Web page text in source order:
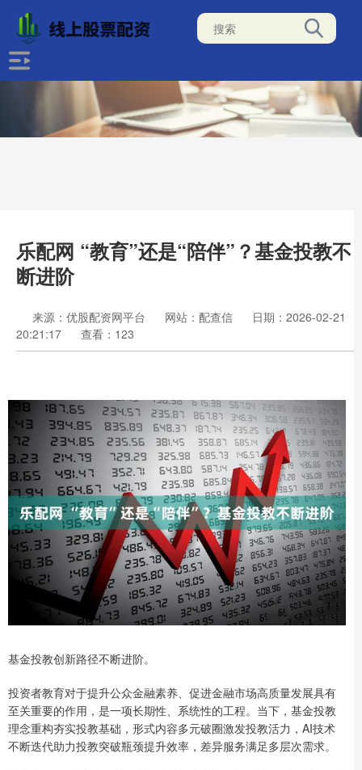
乐配网 “教育”还是“陪伴”？基金投教不
断进阶
来源：优股配资网平台 网站：配查信
日期：2026-02-21
20:21:17
查看：123
基金投教创新路径不断进阶。
投资者教育对于提升公众金融素养、促进金融市场高质量发展具有
至关重要的作用，是一项长期性、系统性的工程。当下，基金投教
理念重构夯实投教基础，形式内容多元破圈激发投教活力，AI技术
不断迭代助力投教突破瓶颈提升效率，差异服务满足多层次需求。